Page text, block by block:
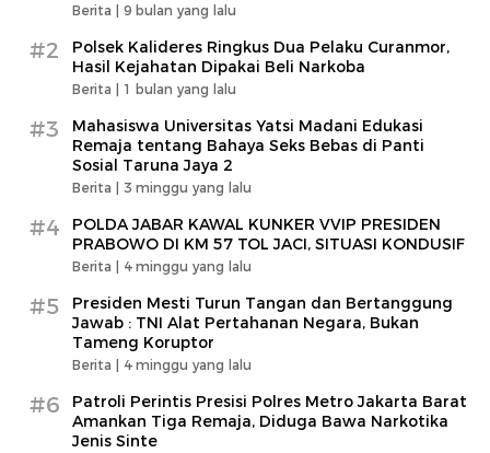
Berita | 9 bulan yang lalu
#2
Polsek Kalideres Ringkus Dua Pelaku Curanmor,
Hasil Kejahatan Dipakai Beli Narkoba
Berita | 1 bulan yang lalu
#3
Mahasiswa Universitas Yatsi Madani Edukasi
Remaja tentang Bahaya Seks Bebas di Panti
Sosial Taruna Jaya 2
Berita | 3 minggu yang lalu
#4
POLDA JABAR KAWAL KUNKER VVIP PRESIDEN
PRABOWO DI KM 57 TOL JACI, SITUASI KONDUSIF
Berita | 4 minggu yang lalu
#5
Presiden Mesti Turun Tangan dan Bertanggung
Jawab : TNI Alat Pertahanan Negara, Bukan
Tameng Koruptor
Berita | 4 minggu yang lalu
#6
Patroli Perintis Presisi Polres Metro Jakarta Barat
Amankan Tiga Remaja, Diduga Bawa Narkotika
Jenis Sinte